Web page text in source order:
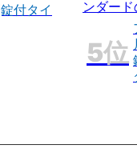
付タイ